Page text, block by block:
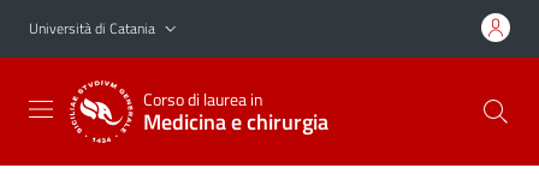
Vai al contenuto principale
Vai al menu di navigazione
Università di Catania
Corso di laurea in
Medicina e chirurgia